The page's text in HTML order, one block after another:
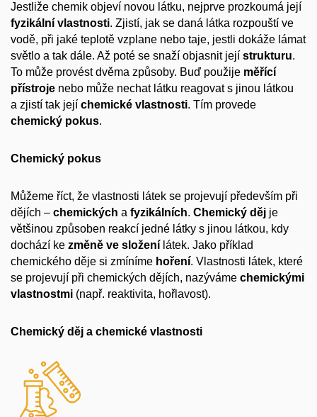
Jestliže chemik objeví novou látku, nejprve prozkoumá její
fyzikální vlastnosti. Zjistí, jak se daná látka rozpouští ve
vodě, při jaké teplotě vzplane nebo taje, jestli dokáže lámat
světlo a tak dále. Až poté se snaží objasnit její strukturu.
To může provést dvěma způsoby. Buď použije měřící
přístroje nebo může nechat látku reagovat s jinou látkou
a zjistí tak její chemické vlastnosti. Tím provede
chemický pokus.
Chemický pokus
Můžeme říct, že vlastnosti látek se projevují především při
dějích – chemických a fyzikálních. Chemický děj je
většinou způsoben reakcí jedné látky s jinou látkou, kdy
dochází ke změně ve složení látek. Jako příklad
chemického děje si zmíníme hoření. Vlastnosti látek, které
se projevují při chemických dějích, nazýváme chemickými
vlastnostmi (např. reaktivita, hořlavost).
Chemický děj a chemické vlastnosti